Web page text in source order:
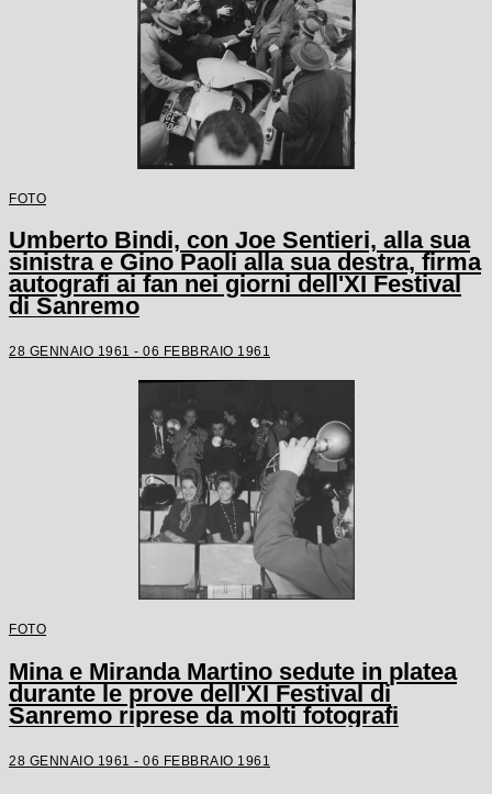
FOTO
Umberto Bindi, con Joe Sentieri, alla sua
sinistra e Gino Paoli alla sua destra, firma
autografi ai fan nei giorni dell'XI Festival
di Sanremo
28 GENNAIO 1961 - 06 FEBBRAIO 1961
FOTO
Mina e Miranda Martino sedute in platea
durante le prove dell'XI Festival di
Sanremo riprese da molti fotografi
28 GENNAIO 1961 - 06 FEBBRAIO 1961